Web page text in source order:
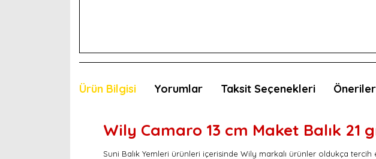
Ürün Bilgisi Yorumlar Taksit Seçenekleri
Wily Camaro 13 cm Maket Balık 21
Suni Balık Yemleri ürünleri içerisinde Wily markalı ürünler oldukça